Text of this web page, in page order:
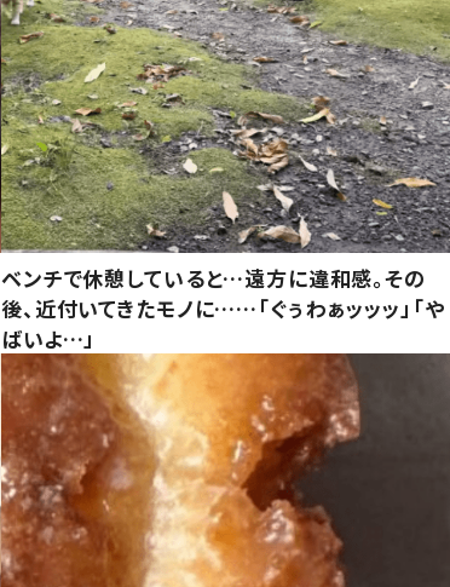
ベンチで休憩していると…遠方に違和感。その
後、近付いてきたモノに……「ぐぅわぁッッッ」「や
ばいよ…」